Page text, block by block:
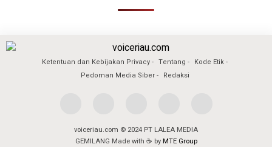
Ketentuan dan Kebijakan Privacy Tentang
Kode Etik
Pedoman Media Siber
Redaksi
voiceriau.com © 2024 PT LALEA MEDIA
GEMILANG Made with ☕ by MTE Group